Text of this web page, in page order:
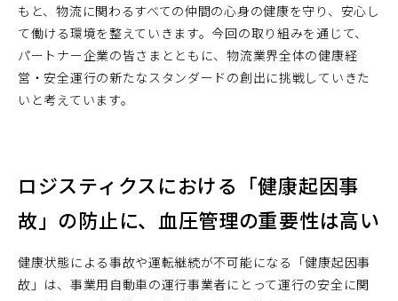
もと、物流に関わるすべての仲間の心身の健康を守り、安心し
て働ける環境を整えていきます。今回の取り組みを通じて、
パートナー企業の皆さまとともに、物流業界全体の健康経
営・安全運行の新たなスタンダードの創出に挑戦していきた
いと考えています。
ロジスティクスにおける「健康起因事
故」の防止に、血圧管理の重要性は高い
健康状態による事故や運転継続が不可能になる「健康起因事
故」は、事業用自動車の運行事業者にとって運行の安全に関